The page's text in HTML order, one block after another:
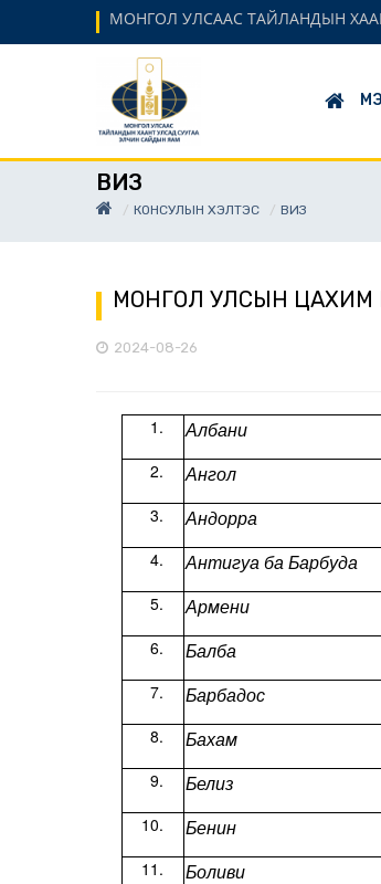
МОНГОЛ УЛСААС ТАЙЛАНДЫН
ВИЗ
КОНСУЛЫН ХЭЛТЭС ВИЗ
МОНГОЛ УЛСЫН ЦАХИМ
2024-08-26
Aлбани
Ангол
Андорра
Антигуа ба Барбуда
Армени
Балба
Барбадос
Бахам
Белиз
Бенин
Боливи